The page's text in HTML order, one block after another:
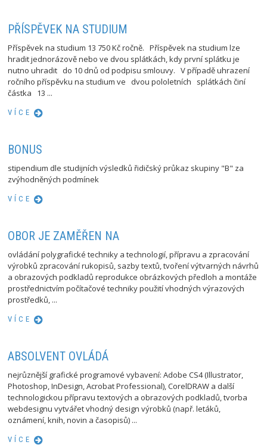
PŘÍSPĚVEK NA STUDIUM
Příspěvek na studium 13 750 Kč ročně. Příspěvek na studium lze
hradit jednorázově nebo ve dvou splátkách, kdy první splátku je
nutno uhradit do 10 dnů od podpisu smlouvy. V případě uhrazení
ročního příspěvku na studium ve dvou pololetních splátkách činí
částka 13 ...
VÍCE
BONUS
stipendium dle studijních výsledků řidičský průkaz skupiny "B" za
zvýhodněných podmínek
VÍCE
OBOR JE ZAMĚŘEN NA
ovládání polygrafické techniky a technologií, přípravu a zpracování
výrobků zpracování rukopisů, sazby textů, tvoření výtvarných návrhů
a obrazových podkladů reprodukce obrázkových předloh a montáže
prostřednictvím počítačové techniky použití vhodných výrazových
prostředků, ...
VÍCE
ABSOLVENT OVLÁDÁ
nejrůznější grafické programové vybavení: Adobe CS4 (Illustrator,
Photoshop, InDesign, Acrobat Professional), CorelDRAW a další
technologickou přípravu textových a obrazových podkladů, tvorba
webdesignu vytvářet vhodný design výrobků (např. letáků,
oznámení, knih, novin a časopisů) ...
VÍCE